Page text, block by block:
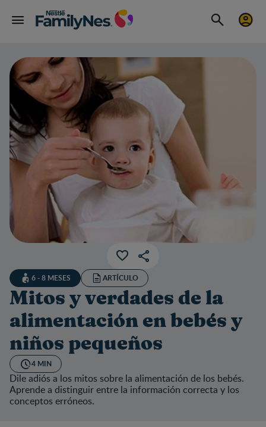
6 - 8 MESES ARTÍCULO
Mitos y verdades de la
alimentación en bebés y
niños pequeños
4 MIN
Dile adiós a los mitos sobre la alimentación de los bebés.
Aprende a distinguir entre la información correcta y los
conceptos erróneos.